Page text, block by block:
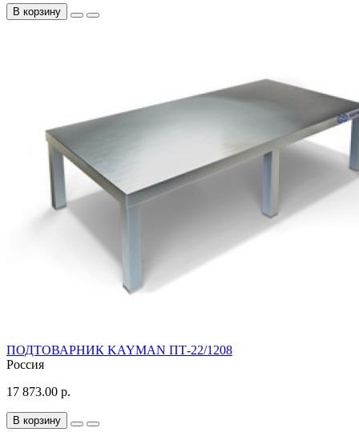
В корзину
ПОДТОВАРНИК KAYMAN ПТ-22/1208
Россия
17 873.00 р.
В корзину